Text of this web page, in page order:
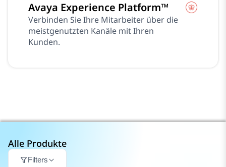
Avaya Experience Platform™
Verbinden Sie Ihre Mitarbeiter über die
meistgenutzten Kanäle mit Ihren
Kunden.
Alle Produkte
Filters